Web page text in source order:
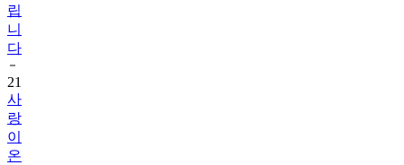
립
니
다
21
사
랑
이
온